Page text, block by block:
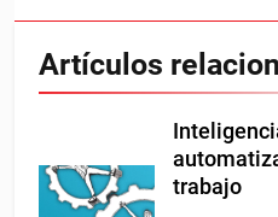
Artículos
trabajo